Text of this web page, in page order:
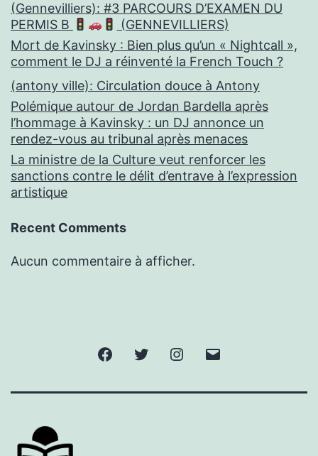
(Gennevilliers): #3 PARCOURS D’EXAMEN DU
PERMIS B
(GENNEVILLIERS)
Mort de Kavinsky : Bien plus qu’un « Nightcall »,
comment le DJ a réinventé la French Touch ?
(antony ville): Circulation douce à Antony
Polémique autour de Jordan Bardella après
l’hommage à Kavinsky : un DJ annonce un
rendez-vous au tribunal après menaces
La ministre de la Culture veut renforcer les
sanctions contre le délit d’entrave à l’expression
artistique
Recent Comments
Aucun commentaire à afficher.
FacebookTwitter Instagram